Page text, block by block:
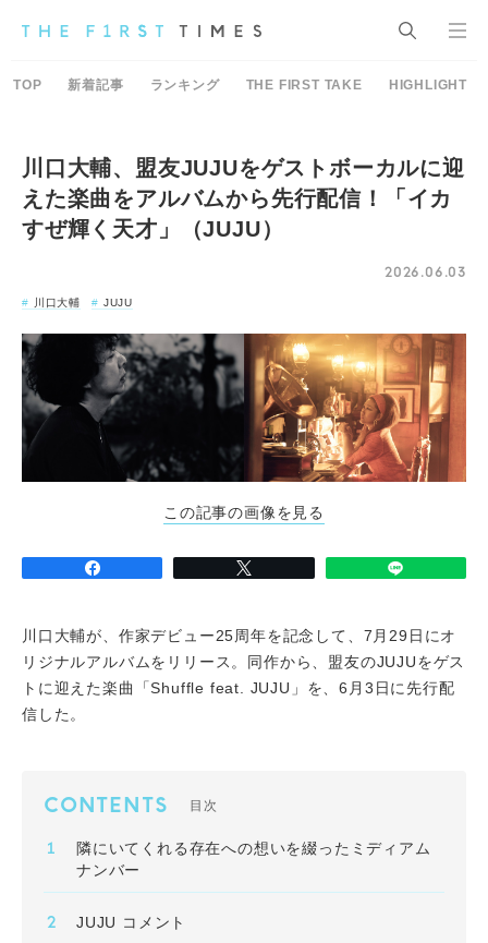
TOP 新着記事 ランキング THE FIRST TAKE HIGHLIGHT
川口大輔、盟友JUJUをゲストボーカルに迎
えた楽曲をアルバムから先行配信！「イカ
すぜ輝く天才」（JUJU）
2026.06.03
川口大輔 JUJU
この記事の画像を見る
川口大輔が、作家デビュー25周年を記念して、7月29日にオ
リジナルアルバムをリリース。同作から、盟友のJUJUをゲス
トに迎えた楽曲「Shuffle feat. JUJU」を、6月3日に先行配
信した。
CONTENTS 目次
隣にいてくれる存在への想いを綴ったミディアム
ナンバー
JUJU コメント